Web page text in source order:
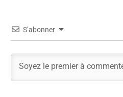
S’abonner